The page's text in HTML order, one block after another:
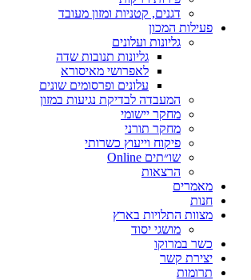
דגנים, קטניות ומזון מעובד
פעילות המכון
גליונות ועלונים
גליונות תנובות שדה
לאפרושי מאיסורא
עלונים ופרסומים שונים
המעבדה לבדיקת נגיעות במזון
מחקר יישומי
מחקר תורני
פיקוח וייעוץ כשרותי
שו״תים Online
הרצאות
מאמרים
חנות
מצוות התלויות בארץ
מושגי יסוד
כשר במרוקו
יצירת קשר
תרומות